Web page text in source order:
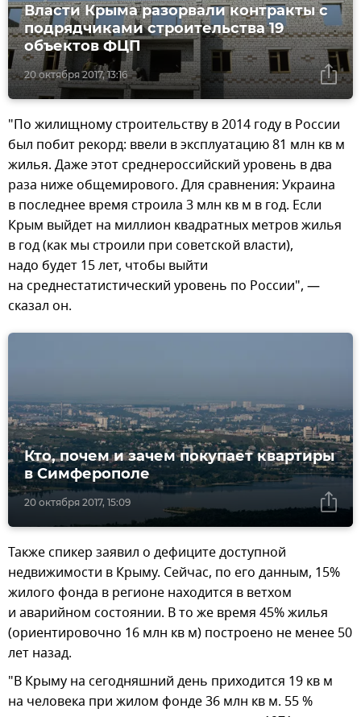
20 октября 2017, 13:16
Власти Крыма разорвали контракты с
подрядчиками строительства 19
объектов ФЦП
"По жилищному строительству в 2014 году в России
был побит рекорд: ввели в эксплуатацию 81 млн кв м
жилья. Даже этот среднероссийский уровень в два
раза ниже общемирового. Для сравнения: Украина
в последнее время строила 3 млн кв м в год. Если
Крым выйдет на миллион квадратных метров жилья
в год (как мы строили при советской власти),
надо будет 15 лет, чтобы выйти
на среднестатистический уровень по России", —
сказал он.
20 октября 2017, 15:09
Кто, почем и зачем покупает квартиры
в Симферополе
Также спикер заявил о дефиците доступной
недвижимости в Крыму. Сейчас, по его данным, 15%
жилого фонда в регионе находится в ветхом
и аварийном состоянии. В то же время 45% жилья
(ориентировочно 16 млн кв м) построено не менее 50
лет назад.
"В Крыму на сегодняшний день приходится 19 кв м
на человека при жилом фонде 36 млн кв м. 55 %